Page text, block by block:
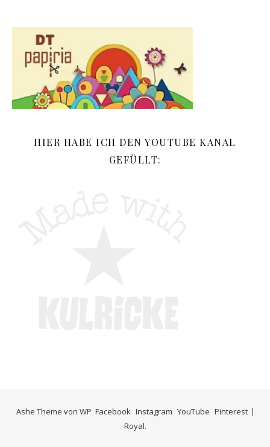
HIER HABE ICH DEN YOUTUBE KANAL
GEFÜLLT:
Facebook Instagram YouTube Pinterest
Ashe Theme von WP
Royal.